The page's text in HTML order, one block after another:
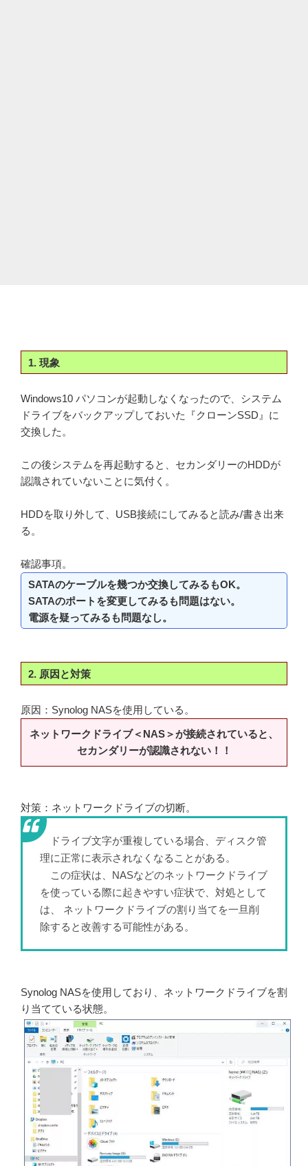
1. 現象
Windows10 パソコンが起動しなくなったので、システム
ドライブをバックアップしておいた『クローンSSD』に
交換した。
この後システムを再起動すると、セカンダリーのHDDが
認識されていないことに気付く。
HDDを取り外して、USB接続にしてみると読み/書き出来
る。
確認事項。
SATAのケーブルを幾つか交換してみるもOK。
SATAのポートを変更してみるも問題はない。
電源を疑ってみるも問題なし。
2. 原因と対策
原因：Synolog NASを使用している。
ネットワークドライブ＜NAS＞が接続されていると、
セカンダリーが認識されない！！
対策：ネットワークドライブの切断。
ドライブ文字が重複している場合、ディスク管
理に正常に表示されなくなることがある。
この症状は、NASなどのネットワークドライブ
を使っている際に起きやすい症状で、対処として
は、 ネットワークドライブの割り当てを一旦削
除すると改善する可能性がある。
Synolog NASを使用しており、ネットワークドライブを割
り当てている状態。